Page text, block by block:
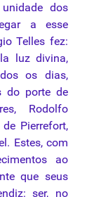
dos
a esse
Telles fez:
luz divina,
os dias,
do porte de
Rodolfo
Pierrefort,
Estes, com
ao
que seus
ser, no